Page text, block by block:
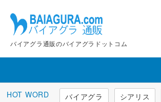
バイアグラ通販のバイアグラドットコム
バイアグラ シアリス